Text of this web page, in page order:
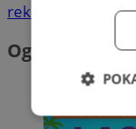
reklama
Ogłoszenia